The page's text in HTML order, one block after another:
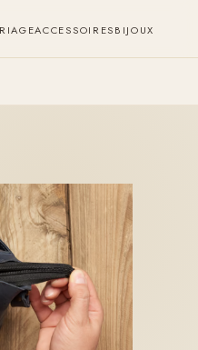
ACCESSOIRESBIJOUX